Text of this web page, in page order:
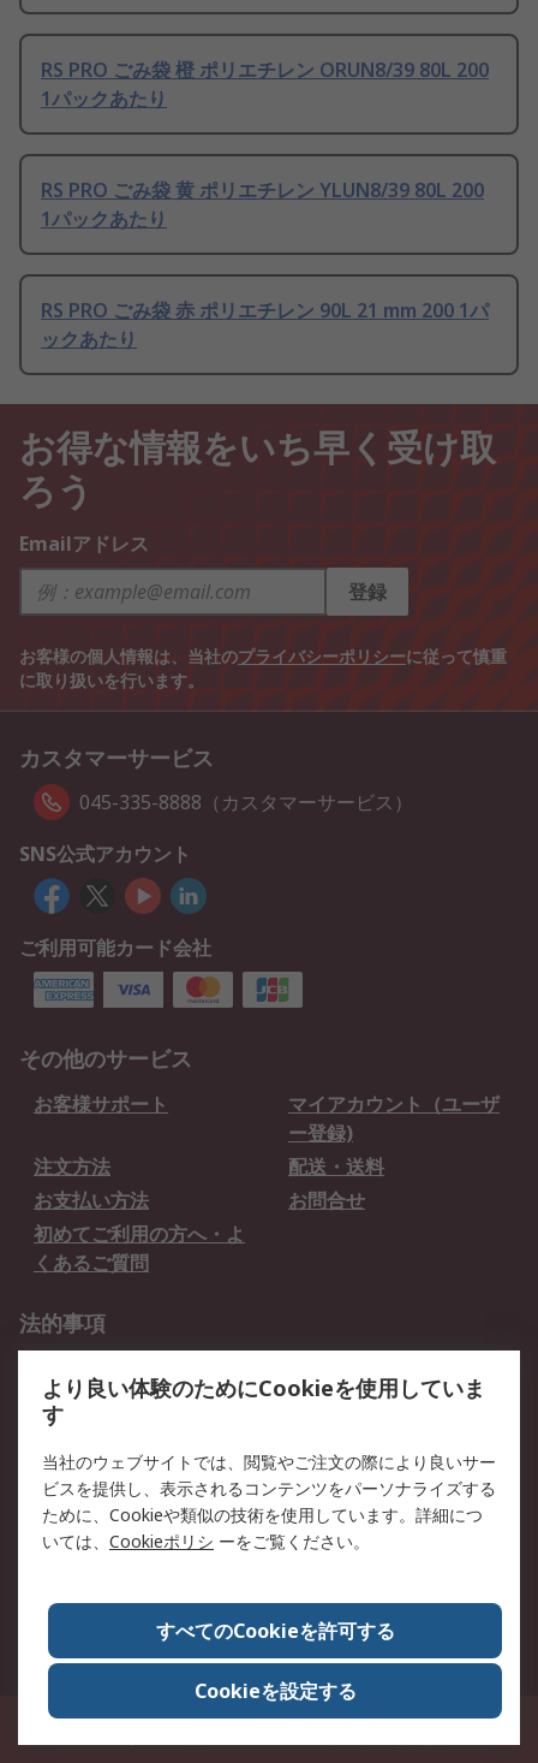
RS PRO ごみ袋 橙 ポリエチレン ORUN8/39 80L 200
1パックあたり
RS PRO ごみ袋 黄 ポリエチレン YLUN8/39 80L 200
1パックあたり
RS PRO ごみ袋 赤 ポリエチレン 90L 21 mm 200 1パ
ックあたり
お得な情報をいち早く受け取
ろう
Emailアドレス
登録
お客様の個人情報は、当社のプライバシーポリシーに従って慎重
に取り扱いを行います。
カスタマーサービス
045-335-8888（カスタマーサービス）
SNS公式アカウント
ご利用可能カード会社
その他のサービス
お客様サポート
マイアカウント（ユーザ
ー登録)
注文方法
配送・送料
お支払い方法
お問合せ
初めてご利用の方へ・よ
くあるご質問
法的事項
クッキーポリシー
RSについて
会社概要
採用情報
プレスリリース＆お知ら
コーポレートサイト
全世界のRS
RSの歴史
ESGへの取り組み（英語）
認証について
〒240-0005 神奈川県横浜市保土ヶ谷区神戸町134番地 横浜ビジネスパーク ウ
より良い体験のためにCookieを使用していま
す
当社のウェブサイトでは、閲覧やご注文の際により良いサー
ビスを提供し、表示されるコンテンツをパーソナライズする
ために、Cookieや類似の技術を使用しています。詳細につ
いては、 Cookieポリシ ーをご覧ください。
すべてのCookieを許可する
Cookieを設定する